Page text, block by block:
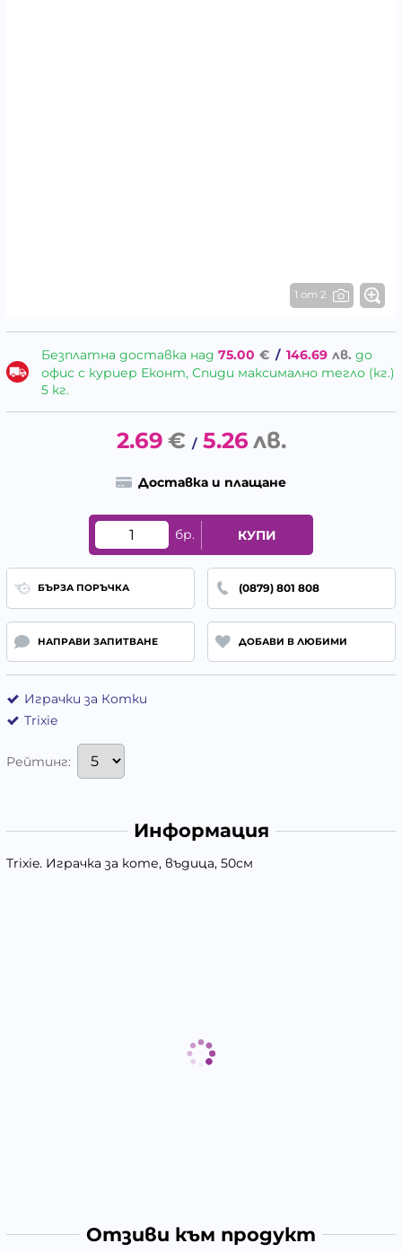
1 от 2
Безплатна доставка над 75.00 € / 146.69 лв. до
офис с куриер Еконт, Спиди максимално тегло (кг.)
5 кг.
2.69 € / 5.26 лв.
Доставка и плащане
бр. КУПИ
БЪРЗА ПОРЪЧКА (0879) 801 808
НАПРАВИ ЗАПИТВАНЕ ДОБАВИ В ЛЮБИМИ
Играчки за Котки
Trixie
Рейтинг:
Информация
Trixie. Играчка за коте, въдица, 50см
Отзиви към продукт